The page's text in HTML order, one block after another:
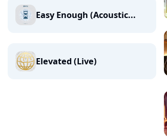
Easy Enough (Acoustic...
Elevated (Live)